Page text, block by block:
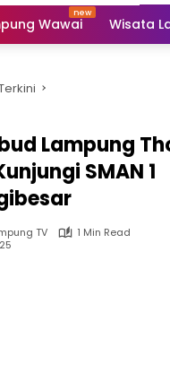
Wawai Wisata
Lampung
SMAN 1
TV
1 Min Read